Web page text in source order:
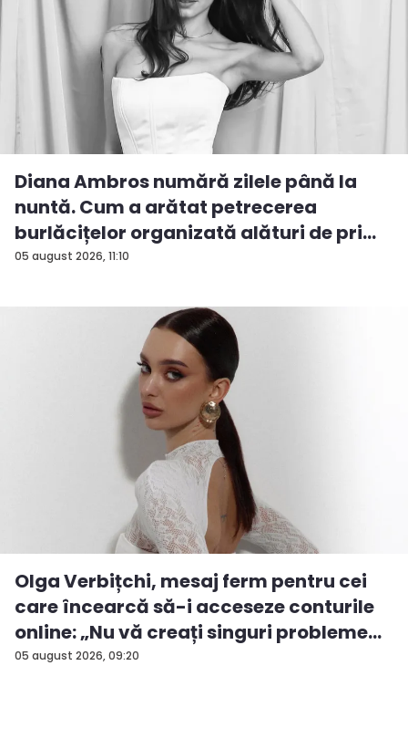
05 august 2026, 11:10
Diana Ambros numără zilele până la
nuntă. Cum a arătat petrecerea
burlăcițelor organizată alături de pri...
05 august 2026, 09:20
Olga Verbițchi, mesaj ferm pentru cei
care încearcă să-i acceseze conturile
online: „Nu vă creați singuri probleme...